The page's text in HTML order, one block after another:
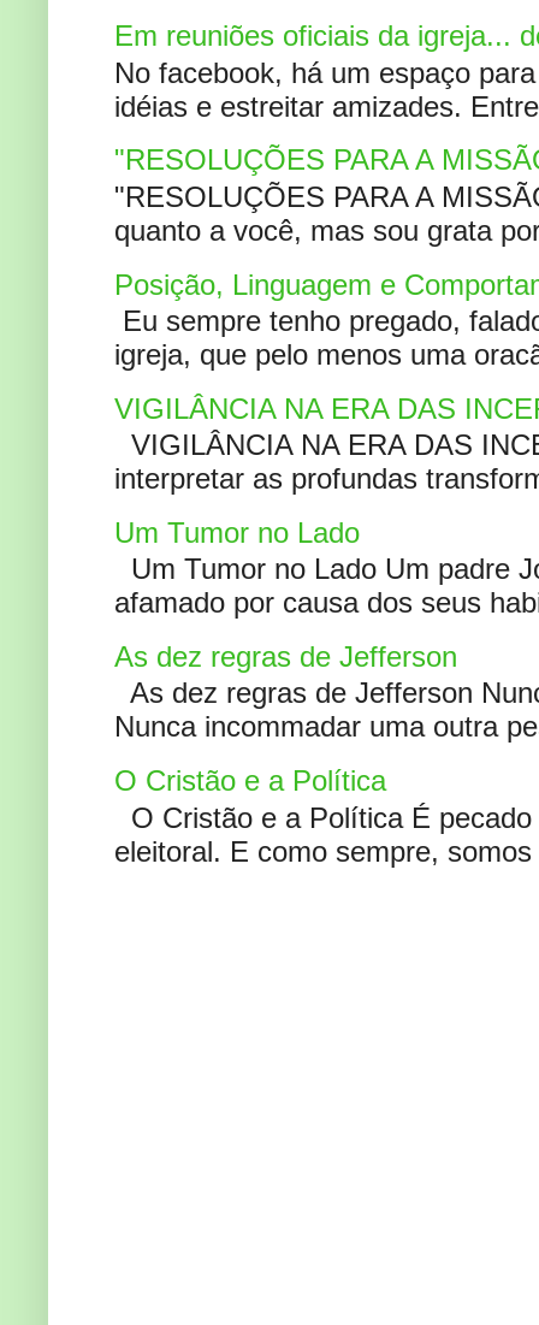
Em reuniões oficiais da igreja...
No facebook, há um espaço
idéias e estreitar amizades.
"RESOLUÇÕES PARA A
"RESOLUÇÕES PARA A
quanto a você, mas sou grata
Posição, Linguagem e
Eu sempre tenho pregado,
igreja, que pelo menos uma
VIGILÂNCIA NA ERA DAS
VIGILÂNCIA NA ERA DAS
interpretar as profundas
Um Tumor no Lado
Um Tumor no Lado Um padre
afamado por causa dos seus
As dez regras de Jefferson
As dez regras de Jefferson
Nunca incommadar uma outra
O Cristão e a Política
O Cristão e a Política É
eleitoral. E como sempre,